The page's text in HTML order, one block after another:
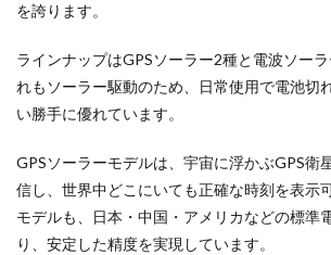
を誇ります。
ラインナップはGPSソーラー2種と電波ソー
れもソーラー駆動のため、日常使用で電池切
い勝手に優れています。
GPSソーラーモデルは、宇宙に浮かぶGPS衛
信し、世界中どこにいても正確な時刻を表示
モデルも、日本・中国・アメリカなどの標準
り、安定した精度を実現しています。